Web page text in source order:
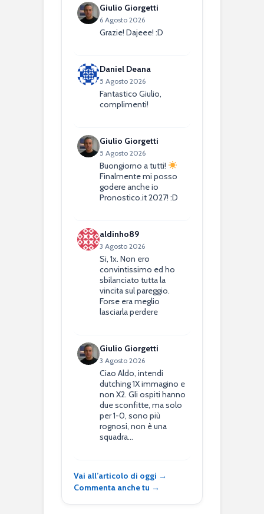
Giulio Giorgetti
6 Agosto 2026
Grazie! Dajeee! :D
Daniel Deana
5 Agosto 2026
Fantastico Giulio,
complimenti!
Giulio Giorgetti
5 Agosto 2026
Buongiorno a tutti!
Finalmente mi posso
godere anche io
Pronostico.it 2027! :D
aldinho89
3 Agosto 2026
Si, 1x. Non ero
convintissimo ed ho
sbilanciato tutta la
vincita sul pareggio.
Forse era meglio
lasciarla perdere
Giulio Giorgetti
3 Agosto 2026
Ciao Aldo, intendi
dutching 1X immagino e
non X2. Gli ospiti hanno
due sconfitte, ma solo
per 1-0, sono più
rognosi, non è una
squadra…
Vai all’articolo di oggi →
Commenta anche tu →